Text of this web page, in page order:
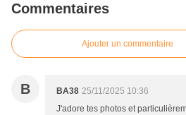
Commentaires
Ajouter un commentaire
B BA38 25/11/2025 10:36
J'adore tes photos et